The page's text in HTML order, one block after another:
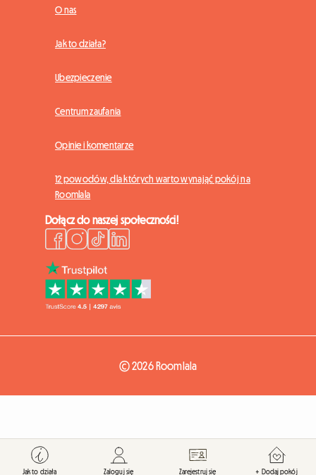
O nas
Jak to działa?
Ubezpieczenie
Centrum zaufania
Opinie i komentarze
12 powodów, dla których warto wynająć pokój na
Roomlala
Dołącz do naszej społeczności!
© 2026 Roomlala
Jak to działa Zaloguj się Zarejestruj się + Dodaj pokój